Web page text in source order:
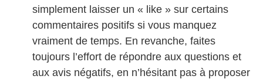
simplement laisser un « like » sur certains
commentaires positifs si vous manquez
vraiment de temps. En revanche, faites
toujours l’effort de répondre aux questions et
aux avis négatifs, en n’hésitant pas à proposer